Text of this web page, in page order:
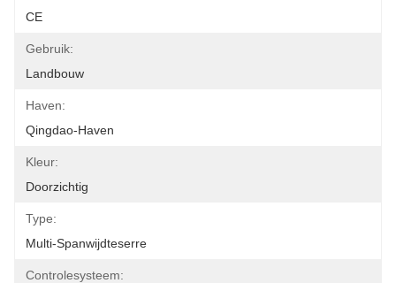
CE
Gebruik:
Landbouw
Haven:
Qingdao-Haven
Kleur:
Doorzichtig
Type:
Multi-Spanwijdteserre
Controlesysteem: